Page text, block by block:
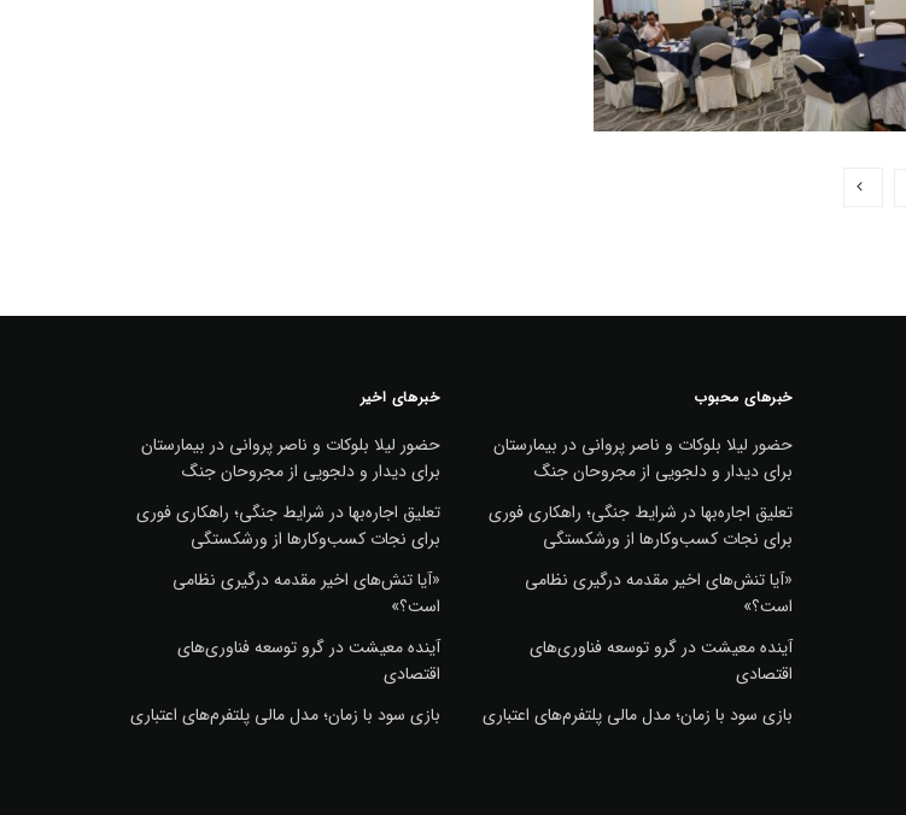
خبرهای محبوب
حضور لیلا بلوکات و ناصر پروانی در بیمارستان
برای دیدار و دلجویی از مجروحان جنگ
تعلیق اجاره‌بها در شرایط جنگی؛ راهکاری فوری
برای نجات کسب‌وکارها از ورشکستگی
«آیا تنش‌های اخیر مقدمه درگیری نظامی
است؟»
آینده معیشت در گرو توسعه فناوری‌های
اقتصادی
بازی سود با زمان؛ مدل مالی پلتفرم‌های اعتباری
خبرهای اخیر
حضور لیلا بلوکات و ناصر پروانی در بیمارستان
برای دیدار و دلجویی از مجروحان جنگ
تعلیق اجاره‌بها در شرایط جنگی؛ راهکاری فوری
برای نجات کسب‌وکارها از ورشکستگی
«آیا تنش‌های اخیر مقدمه درگیری نظامی
است؟»
آینده معیشت در گرو توسعه فناوری‌های
اقتصادی
بازی سود با زمان؛ مدل مالی پلتفرم‌های اعتباری